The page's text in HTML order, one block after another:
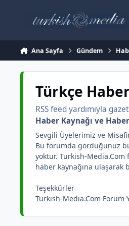
Ana Sayfa Gündem
Türkçe
RSS feed yardımıyla
Haber Kaynağı ve
Sevgili Üyelerimiz ve
Bu forumda gördüğünüz
yoktur. Turkish-
haber kaynağına
Teşekkürler
Turkish-Media.Com Forum